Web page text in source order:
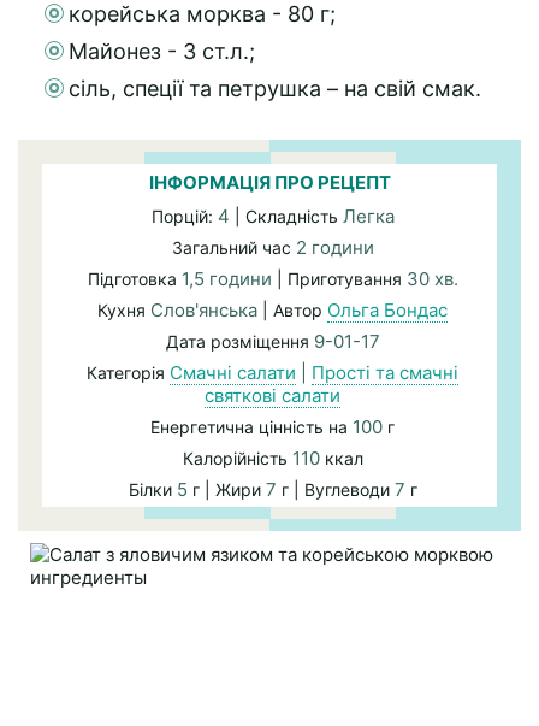
корейська морква - 80 г;
Майонез - 3 ст.л.;
сіль, спеції та петрушка – на свій смак.
ІНФОРМАЦІЯ ПРО РЕЦЕПТ
Порцій: 4 | Складність Легка
Загальний час 2 години
Підготовка 1,5 години | Приготування 30 хв.
Кухня Слов'янська | Автор Ольга Бондас
Дата розміщення 9-01-17
Категорія Смачні салати
Прості та смачні
святкові салати
Енергетична цінність на 100 г
Калорійність 110ккал
Білки 5 г | Жири 7 г | Вуглеводи 7 г